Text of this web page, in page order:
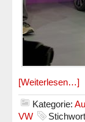
[Weiterlesen…]
Kategorie:
VW